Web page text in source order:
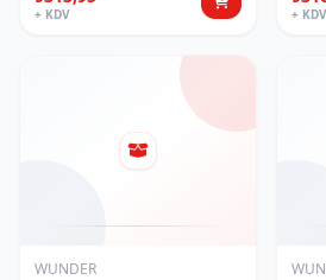
+ KDV + KDV
WUNDER